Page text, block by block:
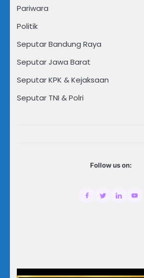
Pariwara
Politik
Seputar Bandung Raya
Seputar Jawa Barat
Seputar KPK & Kejaksaan
Seputar TNI & Polri
Follow us on: